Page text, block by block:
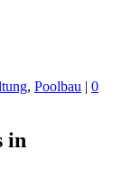
, Poolbau | 0
in